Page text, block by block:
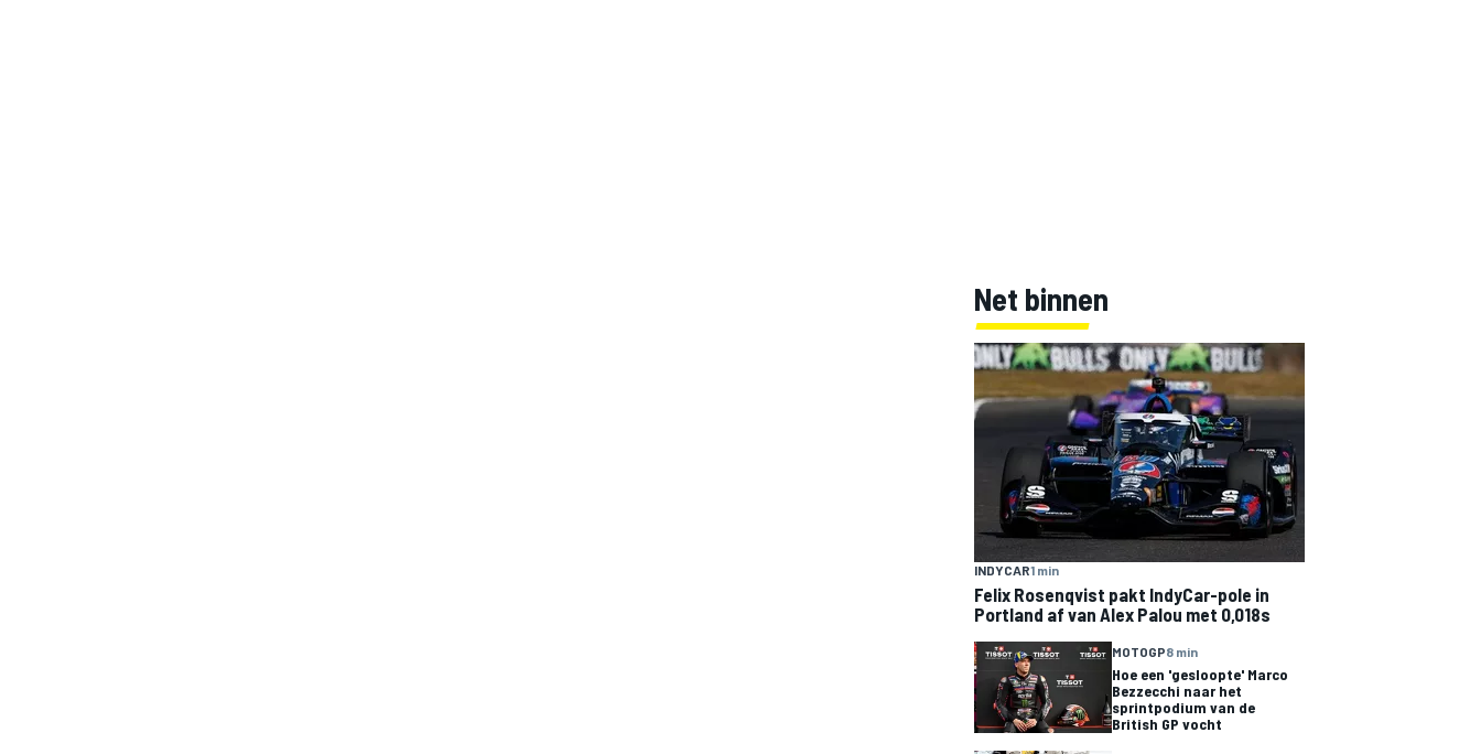
Net binnen
INDYCAR1 min
Felix Rosenqvist pakt IndyCar-pole in
Portland af van Alex Palou met 0,018s
MOTOGP8 min
Hoe een 'gesloopte' Marco
Bezzecchi naar het
sprintpodium van de
British GP vocht